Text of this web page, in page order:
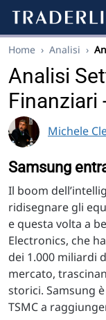
Home › Analisi ›
Analisi
Finanziari
Michele
Samsung
Il boom
ridisegnare gli
e questa volta a
Electronics, che
dei 1.000 miliardi
mercato,
storici. Samsung
TSMC a